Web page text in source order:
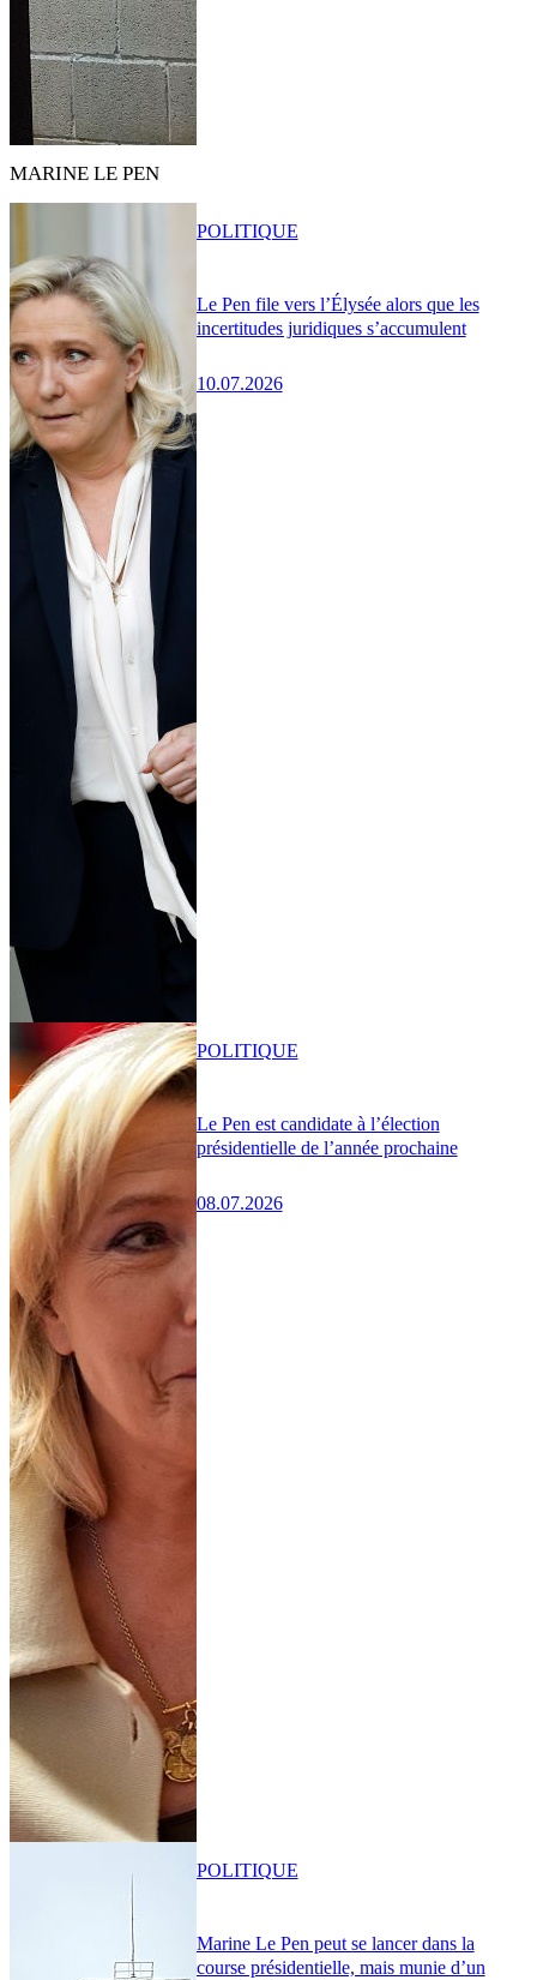
MARINE LE PEN
Le Pen file vers l’Élysée alors que les
incertitudes juridiques s’accumulent
10.07.2026
POLITIQUE
Le Pen est candidate à l’élection
présidentielle de l’année prochaine
08.07.2026
POLITIQUE
Marine Le Pen peut se lancer dans la
course présidentielle, mais munie d’un
POLITIQUE